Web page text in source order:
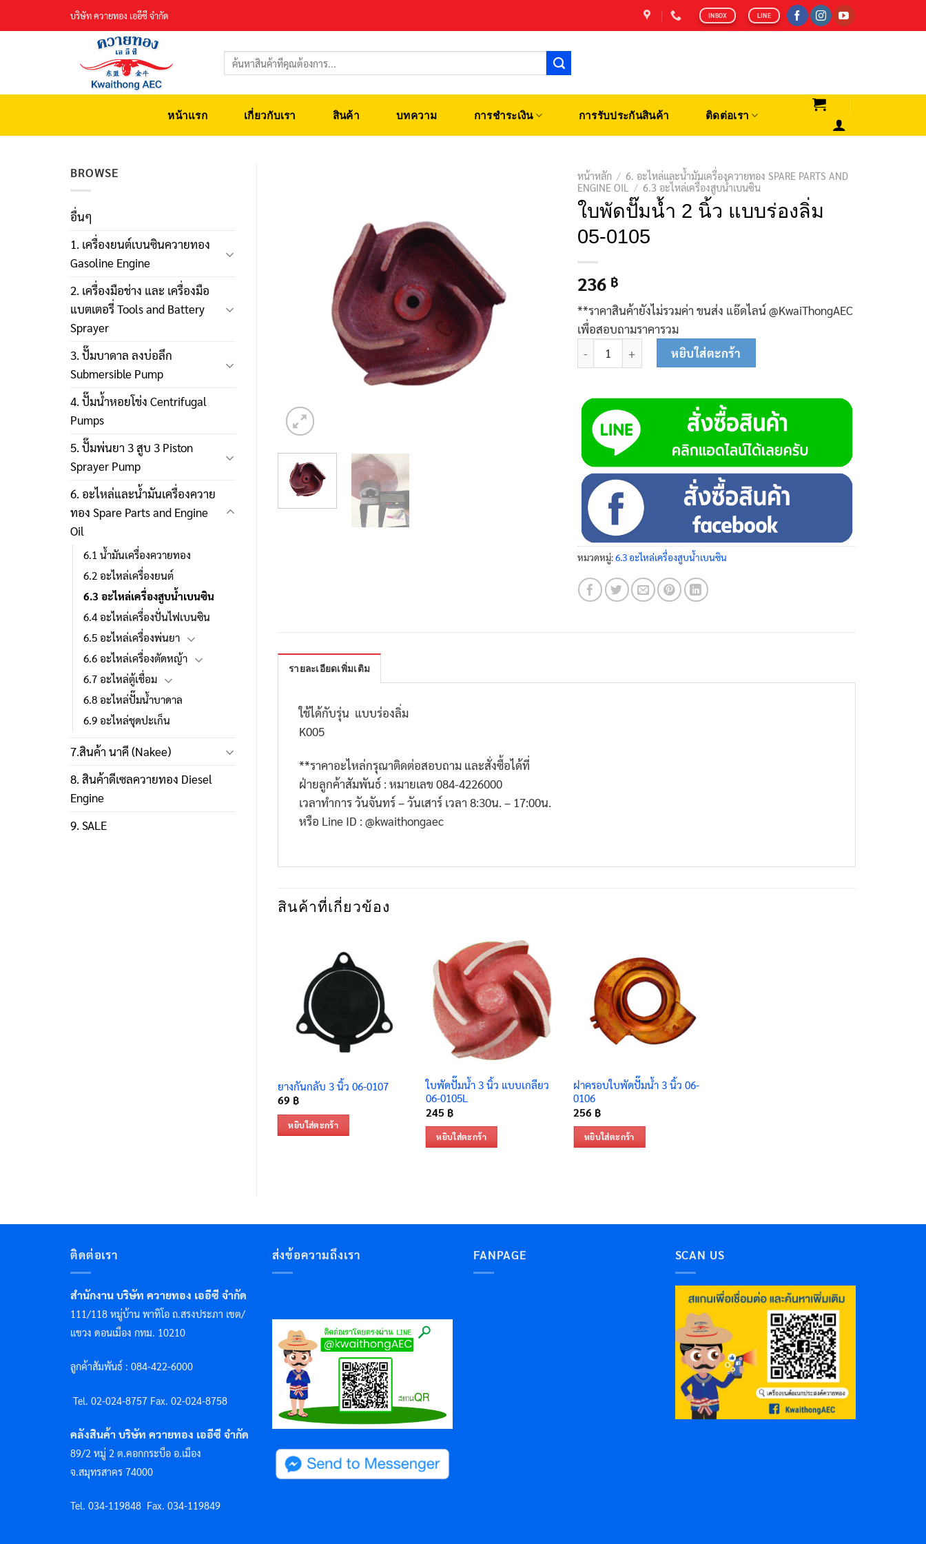
บริษัท ควายทอง เออีซี จำกัด INBOX LINE
ค้นหา:
หน้าแรก เกี่ยวกับเรา สินค้า บทความ การชำระเงิน การรับประกันสินค้า ติดต่อเรา
BROWSE
อื่นๆ
1. เครื่องยนต์เบนซินควายทอง
Gasoline Engine
2. เครื่องมือช่าง และ เครื่องมือ
แบตเตอรี่ Tools and Battery
Sprayer
3. ปั๊มบาดาล ลงบ่อลึก
Submersible Pump
4. ปั๊มน้ำหอยโข่ง Centrifugal
Pumps
5. ปั๊มพ่นยา 3 สูบ 3 Piston
Sprayer Pump
6. อะไหล่และน้ำมันเครื่องควาย
ทอง Spare Parts and Engine
Oil
6.1 น้ำมันเครื่องควายทอง
6.2 อะไหล่เครื่องยนต์
6.3 อะไหล่เครื่องสูบน้ำเบนซิน
6.4 อะไหล่เครื่องปั่นไฟเบนซิน
6.5 อะไหล่เครื่องพ่นยา
6.6 อะไหล่เครื่องตัดหญ้า
6.7 อะไหล่ตู้เชื่อม
6.8 อะไหล่ปั๊มน้ำบาดาล
6.9 อะไหล่ชุดปะเก็น
7.สินค้า นาคี (Nakee)
8. สินค้าดีเซลควายทอง Diesel
Engine
9. SALE
หน้าหลัก / 6. อะไหล่และน้ำมันเครื่องควายทอง SPARE PARTS AND
ENGINE OIL
/ 6.3 อะไหล่เครื่องสูบน้ำเบนซิน
ใบพัดปั๊มน้ำ 2 นิ้ว แบบร่องลิ่ม
05-0105
236 ฿
**ราคาสินค้ายังไม่รวมค่า ขนส่ง แอ๊ดไลน์ @KwaiThongAEC
เพื่อสอบถามราคารวม
จำนวน ใบพัดปั๊มน้ำ 2 นิ้ว แบบร่องลิ่ม 05-0105 ชิ้น
หยิบใส่ตะกร้า
หมวดหมู่:6.3 อะไหล่เครื่องสูบน้ำเบนซิน
รายละเอียดเพิ่มเติม
ใช้ได้กับรุ่น แบบร่องลิ่ม
K005
**ราคาอะไหล่กรุณาติดต่อสอบถาม และสั่งซื้อได้ที่
ฝ่ายลูกค้าสัมพันธ์ : หมายเลข 084-4226000
เวลาทำการ วันจันทร์ – วันเสาร์ เวลา 8:30น. – 17:00น.
หรือ Line ID : @kwaithongaec
สินค้าที่เกี่ยวข้อง
ยางกันกลับ 3 นิ้ว 06-0107
69 ฿
หยิบใส่ตะกร้า
ใบพัดปั๊มน้ำ 3 นิ้ว แบบเกลียว
06-0105L
245 ฿
หยิบใส่ตะกร้า
ฝาครอบใบพัดปั๊มน้ำ 3 นิ้ว 06-
0106
256 ฿
หยิบใส่ตะกร้า
ติดต่อเรา
สำนักงาน บริษัท ควายทอง เออีซี จำกัด
111/118 หมู่บ้าน พาทิโอ ถ.สรงประภา เขต/
แขวง ดอนเมือง กทม. 10210
ลูกค้าสัมพันธ์ : 084-422-6000
Tel. 02-024-8757 Fax. 02-024-8758
คลังสินค้า บริษัท ควายทอง เออีซี จำกัด
89/2 หมู่ 2 ต.คอกกระบือ อ.เมือง
จ.สมุทรสาคร 74000
Tel. 034-119848 Fax. 034-119849
ส่งข้อความถึงเรา FANPAGE SCAN US